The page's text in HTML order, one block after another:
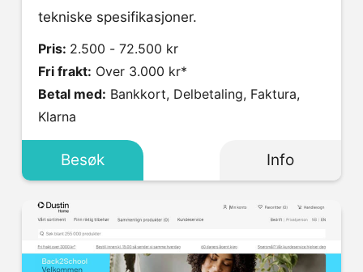
tekniske spesifikasjoner.
Pris:
2.500 - 72.500 kr
Fri frakt: Over 3.000 kr*
Betal med:
Klarna
Besøk Info